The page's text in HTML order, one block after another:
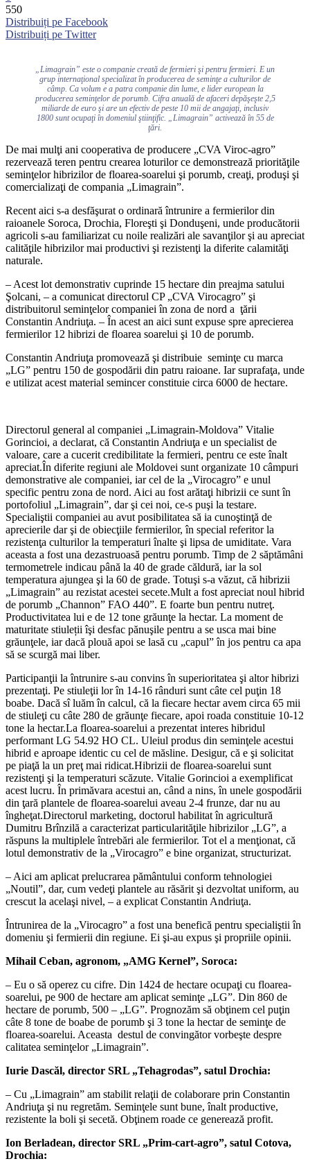
550
Distribuiți pe Facebook
Distribuiți pe Twitter
„Limagrain” este o companie creată de fermieri şi pentru fermieri. E un
grup internaţional specializat în producerea de seminţe a culturilor de
câmp. Ca volum e a patra companie din lume, e lider european la
producerea seminţelor de porumb. Cifra anuală de afaceri depăşeşte 2,5
miliarde de euro şi are un efectiv de peste 10 mii de angajaţi, inclusiv
1800 sunt ocupaţi în domeniul ştiinţific. „Limagrain” activează în 55 de
ţări.
De mai mulţi ani cooperativa de producere „CVA Viroc-agro”
rezervează teren pentru crearea loturilor ce demonstrează priorităţile
seminţelor hibrizilor de floarea-soarelui şi porumb, creaţi, produşi şi
comercializaţi de compania „Limagrain”.
Recent aici s-a desfăşurat o ordinară întrunire a fermierilor din
raioanele Soroca, Drochia, Floreşti şi Donduşeni, unde producătorii
agricoli s-au familiarizat cu noile realizări ale savanţilor şi au apreciat
calităţile hibrizilor mai productivi şi rezistenţi la diferite calamităţi
naturale.
– Acest lot demonstrativ cuprinde 15 hectare din preajma satului
Şolcani, – a comunicat directorul CP „CVA Virocagro” şi
distribuitorul seminţelor companiei în zona de nord a ţării
Constantin Andriuţa. – În acest an aici sunt expuse spre aprecierea
fermierilor 12 hibrizi de floarea soarelui şi 10 de porumb.
Constantin Andriuţa promovează şi distribuie seminţe cu marca
„LG” pentru 150 de gospodării din patru raioane. Iar suprafaţa, unde
e utilizat acest material semincer constituie circa 6000 de hectare.
Directorul general al companiei „Limagrain-Moldova” Vitalie
Gorincioi, a declarat, că Constantin Andriuţa e un specialist de
valoare, care a cucerit credibilitate la fermieri, pentru ce este înalt
apreciat.În diferite regiuni ale Moldovei sunt organizate 10 câmpuri
demonstrative ale companiei, iar cel de la „Virocagro” e unul
specific pentru zona de nord. Aici au fost arătaţi hibrizii ce sunt în
portofoliul „Limagrain”, dar şi cei noi, ce-s puşi la testare.
Specialiştii companiei au avut posibilitatea să ia cunoştinţă de
aprecierile dar şi de obiecţiile fermierilor, în special referitor la
rezistenţa culturilor la temperaturi înalte şi lipsa de umiditate. Vara
aceasta a fost una dezastruoasă pentru porumb. Timp de 2 săptămâni
termometrele indicau până la 40 de grade căldură, iar la sol
temperatura ajungea şi la 60 de grade. Totuşi s-a văzut, că hibrizii
„Limagrain” au rezistat acestei secete.Mult a fost apreciat noul hibrid
de porumb „Channon” FAO 440”. E foarte bun pentru nutreţ.
Productivitatea lui e de 12 tone grăunţe la hectar. La moment de
maturitate stiuleții îşi desfac pănuşile pentru a se usca mai bine
grăunţele, iar dacă plouă apoi se lasă cu „capul” în jos pentru ca apa
să se scurgă mai liber.
Participanţii la întrunire s-au convins în superioritatea şi altor hibrizi
prezentaţi. Pe stiuleţii lor în 14-16 rânduri sunt câte cel puţin 18
boabe. Dacă sî luăm în calcul, că la fiecare hectar avem circa 65 mii
de stiuleţi cu câte 280 de grăunţe fiecare, apoi roada constituie 10-12
tone la hectar.La floarea-soarelui a prezentat interes hibridul
performant LG 54.92 HO CL. Uleiul produs din seminţele acestui
hibrid e aproape identic cu cel de măsline. Desigur, că e şi solicitat
pe piaţă la un preţ mai ridicat.Hibrizii de floarea-soarelui sunt
rezistenţi şi la temperaturi scăzute. Vitalie Gorincioi a exemplificat
acest lucru. În primăvara acestui an, când a nins, în unele gospodării
din ţară plantele de floarea-soarelui aveau 2-4 frunze, dar nu au
îngheţat.Directorul marketing, doctorul habilitat în agricultură
Dumitru Brînzilă a caracterizat particularităţile hibrizilor „LG”, a
răspuns la multiplele întrebări ale fermierilor. Tot el a menţionat, că
lotul demonstrativ de la „Virocagro” e bine organizat, structurizat.
– Aici am aplicat prelucrarea pământului conform tehnologiei
„Noutil”, dar, cum vedeţi plantele au răsărit şi dezvoltat uniform, au
crescut la acelaşi nivel, – a explicat Constantin Andriuţa.
Întrunirea de la „Virocagro” a fost una benefică pentru specialiştii în
domeniu şi fermierii din regiune. Ei şi-au expus şi propriile opinii.
Mihail Ceban, agronom, „AMG Kernel”, Soroca:
– Eu o să operez cu cifre. Din 1424 de hectare ocupaţi cu floarea-
soarelui, pe 900 de hectare am aplicat seminţe „LG”. Din 860 de
hectare de porumb, 500 – „LG”. Prognozăm să obţinem cel puţin
câte 8 tone de boabe de porumb şi 3 tone la hectar de seminţe de
floarea-soarelui. Aceasta destul de convingător vorbeşte despre
calitatea seminţelor „Limagrain”.
Iurie Dascăl, director SRL „Tehagrodas”, satul Drochia:
– Cu „Limagrain” am stabilit relaţii de colaborare prin Constantin
Andriuţa şi nu regretăm. Seminţele sunt bune, înalt productive,
rezistente la boli şi secetă. Obţinem roade ce generează profit.
Ion Berladean, director SRL „Prim-cart-agro”, satul Cotova,
Drochia: